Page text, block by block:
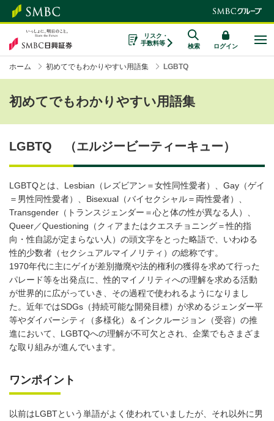
リスク・
手数料等
検索 ログイン
ホーム 初めてでもわかりやすい用語集 LGBTQ
初めてでもわかりやすい用語集
LGBTQ （エルジービーティーキュー）
LGBTQとは、Lesbian（レズビアン＝女性同性愛者）、Gay（ゲイ
＝男性同性愛者）、Bisexual（バイセクシャル＝両性愛者）、
Transgender（トランスジェンダー＝心と体の性が異なる人）、
Queer／Questioning（クィアまたはクエスチョニング＝性的指
向・性自認が定まらない人）の頭文字をとった略語で、いわゆる
性的少数者（セクシュアルマイノリティ）の総称です。
1970年代に主にゲイが差別撤廃や法的権利の獲得を求めて行った
パレード等を出発点に、性的マイノリティへの理解を求める活動
が世界的に広がっていき、その過程で使われるようになりまし
た。近年ではSDGs（持続可能な開発目標）が求めるジェンダー平
等やダイバーシティ（多様化）＆インクルージョン（受容）の推
進において、LGBTQへの理解が不可欠とされ、企業でもさまざま
な取り組みが進んでいます。
ワンポイント
以前はLGBTという単語がよく使われていましたが、それ以外に男